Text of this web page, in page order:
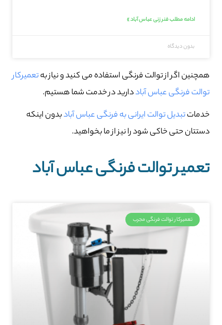
ادامه مطلب فنر زنی عباس آباد »
بدون دیدگاه
همچنین اگر از توالت فرنگی استفاده می کنید و نیاز بهتعمیرکار
توالت فرنگی عباس آباددارید در خدمت شما هستیم.
خدماتتبدیل توالت ایرانی به فرنگی عباس آبادبدون اینکه
دستتان حتی خاکی شود را نیز از ما بخواهید.
تعمیر توالت فرنگی عباس آباد
تعمیرکار توالت فرنگی مجرب